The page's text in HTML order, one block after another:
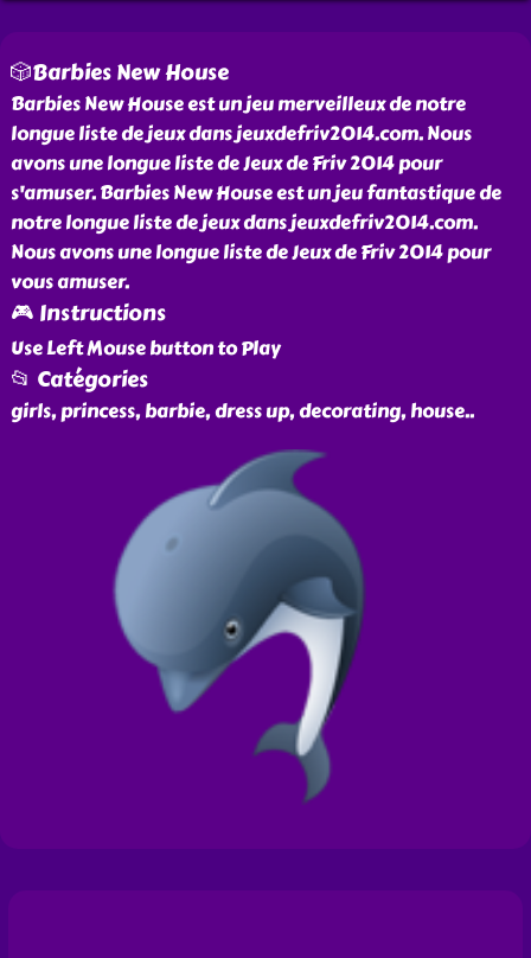
🎲Barbies New House
Barbies New House est un jeu merveilleux de notre
longue liste de jeux dans jeuxdefriv2014.com. Nous
avons une longue liste de Jeux de Friv 2014 pour
s'amuser. Barbies New House est un jeu fantastique de
notre longue liste de jeux dans jeuxdefriv2014.com.
Nous avons une longue liste de Jeux de Friv 2014 pour
vous amuser.
🎮 Instructions
Use Left Mouse button to Play
📂 Catégories
girls, princess, barbie, dress up, decorating, house..